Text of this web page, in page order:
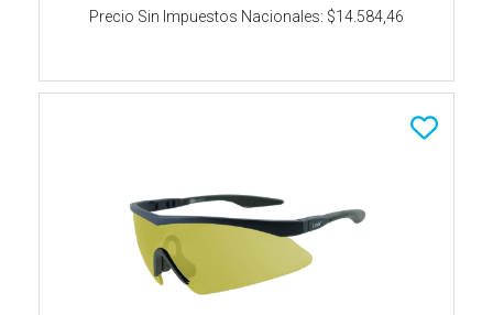
Precio Sin Impuestos Nacionales: $14.584,46